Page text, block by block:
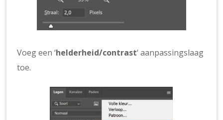
Voeg een ‘helderheid/contrast‘ aanpassingslaag
toe.